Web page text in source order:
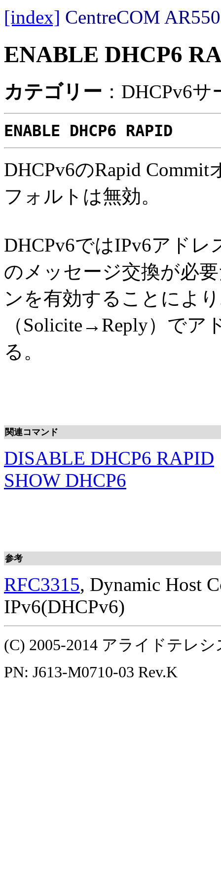
[index] CentreCOM
ENABLE DHCP6
カテゴリー ：DHCPv6
ENABLE DHCP6 RAPID
DHCPv6のRapid
フォルトは無効。
DHCPv6ではIPv6アド
のメッセージ交換が必
ンを有効することによ
（Solicite→Reply）で
る。
関連コマンド
DISABLE DHCP6 RAPID
SHOW DHCP6
参考
RFC3315, Dynamic Host
IPv6(DHCPv6)
(C) 2005-2014 アライドテレ
PN: J613-M0710-03 Rev.K